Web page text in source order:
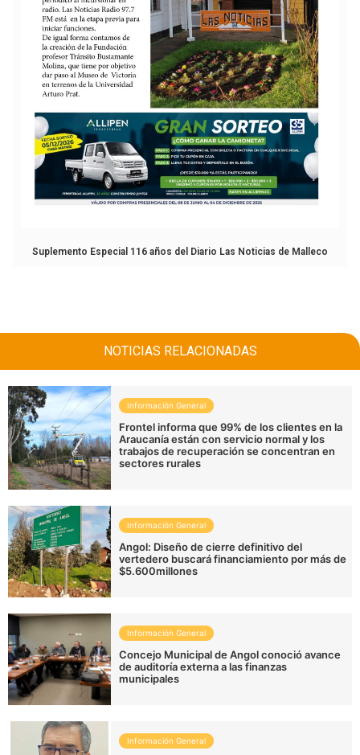
Suplemento Especial 116 años del Diario Las Noticias de Malleco
NOTICIAS RELACIONADAS
Información General
Frontel informa que 99% de los clientes en la
Araucanía están con servicio normal y los
trabajos de recuperación se concentran en
sectores rurales
Información General
Angol: Diseño de cierre definitivo del
vertedero buscará financiamiento por más de
$5.600millones
Información General
Concejo Municipal de Angol conoció avance
de auditoría externa a las finanzas
municipales
Información General